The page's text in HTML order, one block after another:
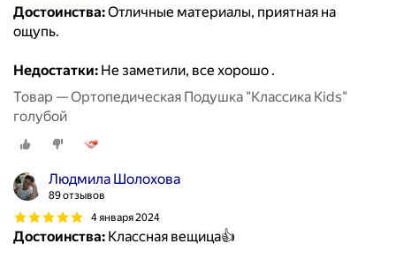
Достоинства:Отличные материалы, приятная на
ощупь.
Недостатки: Не заметили, все хорошо .
Товар — Ортопедическая Подушка "Классика Kids"
голубой
Людмила Шолохова
89 отзывов
4 января 2024
Достоинства: Классная вещица👍